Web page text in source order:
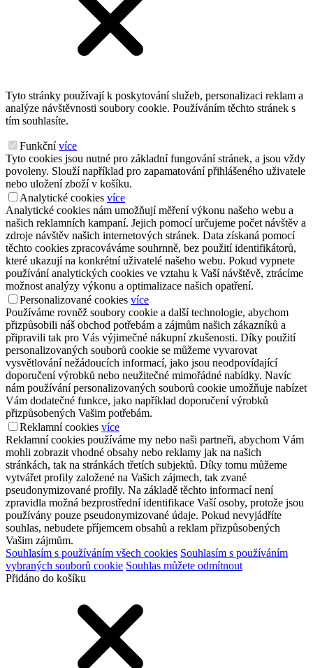
Tyto stránky používají k poskytování služeb, personalizaci reklam a
analýze návštěvnosti soubory cookie. Používáním těchto stránek s
tím souhlasíte.
Funkční více
Tyto cookies jsou nutné pro základní fungování stránek, a jsou vždy
povoleny. Slouží například pro zapamatování přihlášeného uživatele
nebo uložení zboží v košíku.
Analytické cookies více
Analytické cookies nám umožňují měření výkonu našeho webu a
našich reklamních kampaní. Jejich pomocí určujeme počet návštěv a
zdroje návštěv našich internetových stránek. Data získaná pomocí
těchto cookies zpracováváme souhrnně, bez použití identifikátorů,
které ukazují na konkrétní uživatelé našeho webu. Pokud vypnete
používání analytických cookies ve vztahu k Vaší návštěvě, ztrácíme
možnost analýzy výkonu a optimalizace našich opatření.
Personalizované cookies více
Používáme rovněž soubory cookie a další technologie, abychom
přizpůsobili náš obchod potřebám a zájmům našich zákazníků a
připravili tak pro Vás výjimečné nákupní zkušenosti. Díky použití
personalizovaných souborů cookie se můžeme vyvarovat
vysvětlování nežádoucích informací, jako jsou neodpovídající
doporučení výrobků nebo neužitečné mimořádné nabídky. Navíc
nám používání personalizovaných souborů cookie umožňuje nabízet
Vám dodatečné funkce, jako například doporučení výrobků
přizpůsobených Vašim potřebám.
Reklamní cookies více
Reklamní cookies používáme my nebo naši partneři, abychom Vám
mohli zobrazit vhodné obsahy nebo reklamy jak na našich
stránkách, tak na stránkách třetích subjektů. Díky tomu můžeme
vytvářet profily založené na Vašich zájmech, tak zvané
pseudonymizované profily. Na základě těchto informací není
zpravidla možná bezprostřední identifikace Vaší osoby, protože jsou
používány pouze pseudonymizované údaje. Pokud nevyjádříte
souhlas, nebudete příjemcem obsahů a reklam přizpůsobených
Vašim zájmům.
Souhlasím s používáním všech cookies Souhlasím s používáním
vybraných souborů cookie Souhlas můžete odmítnout
Přidáno do košíku